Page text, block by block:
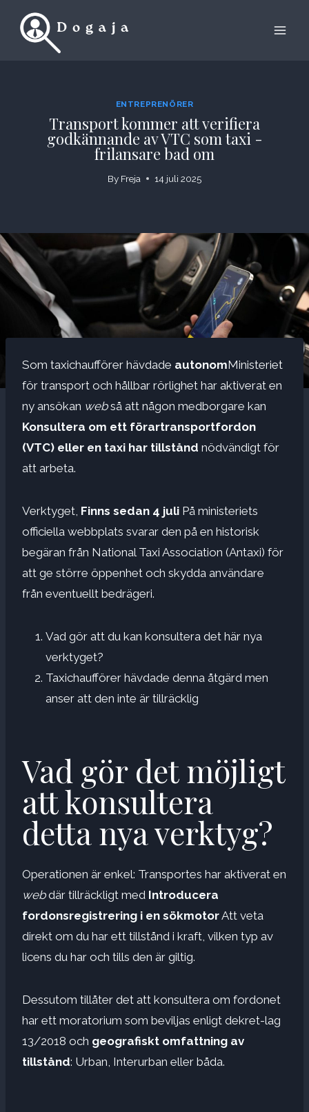
ENTREPRENÖRER
Transport kommer att verifiera
godkännande av VTC som taxi -
frilansare bad om
By Freja 14 juli 2025
Som taxichaufförer hävdade autonomMinisteriet
för transport och hållbar rörlighet har aktiverat en
ny ansökan webså att någon medborgare kan
Konsultera om ett förartransportfordon
(VTC) eller en taxi har tillstånd nödvändigt för
att arbeta.
Verktyget, Finns sedan 4 juli På ministeriets
officiella webbplats svarar den på en historisk
begäran från National Taxi Association (Antaxi) för
att ge större öppenhet och skydda användare
från eventuellt bedrägeri.
Vad gör att du kan konsultera det här nya
verktyget?
Taxichaufförer hävdade denna åtgärd men
anser att den inte är tillräcklig
Vad gör det möjligt
att konsultera
detta nya verktyg?
Operationen är enkel: Transportes har aktiverat en
webdär tillräckligt med Introducera
fordonsregistrering i en sökmotorAtt veta
direkt om du har ett tillstånd i kraft, vilken typ av
licens du har och tills den är giltig.
Dessutom tillåter det att konsultera om fordonet
har ett moratorium som beviljas enligt dekret-lag
13/2018 och geografiskt omfattning av
tillstånd: Urban, Interurban eller båda.